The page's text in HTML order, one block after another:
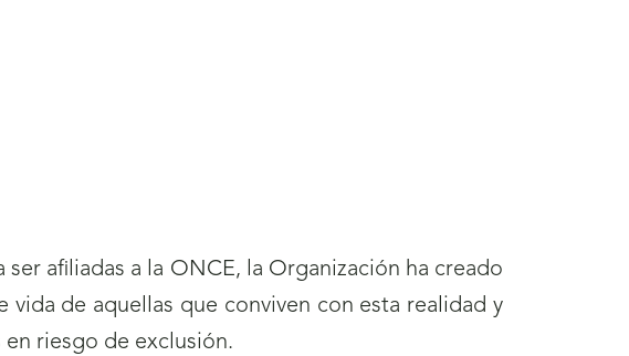
afiliadas a la ONCE, la Organización ha creado
de aquellas que conviven con esta realidad y
riesgo de exclusión.